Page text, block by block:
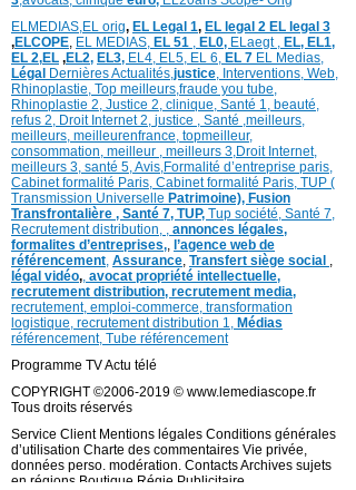
ELMEDIAS, EL orig, EL Legal 1, EL legal 2 EL legal 3
,ELCOPE EL MEDIAS, EL 51 EL0, ELaegt , EL, EL1,
EL 2,EL ,EL2, EL3, EL4, EL5, EL 6, EL 7 EL Medias,
Légal DernièresActualités, justice Interventions, Web,
Rhinoplastie Top meilleurs fraude you tube
Rhinoplastie 2 Justice 2 clinique Santé 1
, beauté,
refus 2 Droit Internet 2 justice , Santé , meilleurs
meilleurs meilleurenfrance, topmeilleur,
consommation , meilleur , meilleurs 3, Droit Internet,
meilleurs 3, santé 5, Avis Formalité d’entreprise paris,
Cabinet formalité Paris, Cabinet formalité Paris, TUP (
Transmission Universelle Patrimoine), Fusion
Transfrontalière , Santé 7, TUP, Tup société, Santé 7,
Recrutement distribution,
annonces légales,
formalites d’entreprises, l’agence web de
référencement Assurance Transfert siège social
légal vidéo, avocat propriété intellectuelle,
recrutement distribution, recrutement media,
recrutement, emploi-commerce, transformation
logistique, recrutement distribution 1, Médias
référencement, Tube référencement
Programme TV Actu télé
COPYRIGHT ©2006-2019 © www.lemediascope.fr
Tous droits réservés
Service Client Mentions légales Conditions générales
d’utilisation Charte des commentaires Vie privée,
données perso. modération. Contacts Archives sujets
en régions Boutique Régie Publicitaire